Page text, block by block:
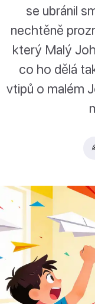
se ubránil
nechtěně
který Malý
co ho dělá
vtipů o malém